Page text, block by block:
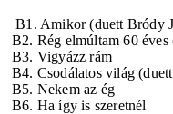
B1. Amikor (duett Bródy
B2. Rég elmúltam 60
B3. Vigyázz rám
B4. Csodálatos világ
B5. Nekem az ég
B6. Ha így is szeretnél